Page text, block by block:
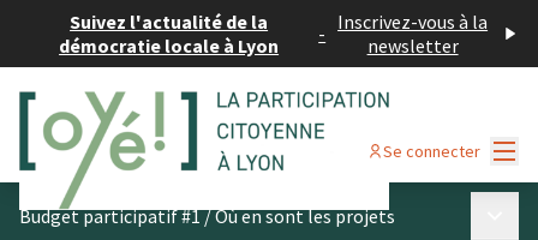
Suivez l'actualité de la
démocratie locale à Lyon
- Inscrivez-vous à la
newsletter
Se connecter
Budget participatif #1/Où en sont les projets